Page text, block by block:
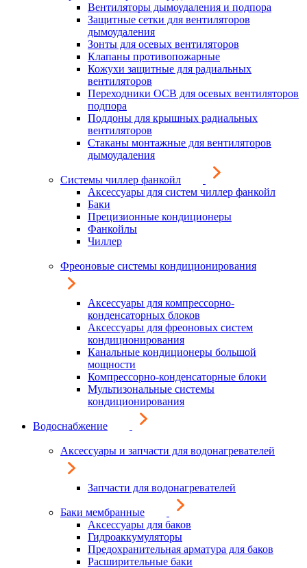
Вентиляторы дымоудаления и подпора
Защитные сетки для вентиляторов
дымоудаления
Зонты для осевых вентиляторов
Клапаны противопожарные
Кожухи защитные для радиальных
вентиляторов
Переходники ОСВ для осевых вентиляторов
подпора
Поддоны для крышных радиальных
вентиляторов
Стаканы монтажные для вентиляторов
дымоудаления
Системы чиллер фанкойл
Аксессуары для систем чиллер фанкойл
Баки
Прецизионные кондиционеры
Фанкойлы
Чиллер
Фреоновые системы кондиционирования
Аксессуары для компрессорно-
конденсаторных блоков
Аксессуары для фреоновых систем
кондиционирования
Канальные кондиционеры большой
мощности
Компрессорно-конденсаторные блоки
Мультизональные системы
кондиционирования
Водоснабжение
Аксессуары и запчасти для водонагревателей
Запчасти для водонагревателей
Баки мембранные
Аксессуары для баков
Гидроаккумуляторы
Предохранительная арматура для баков
Расширительные баки